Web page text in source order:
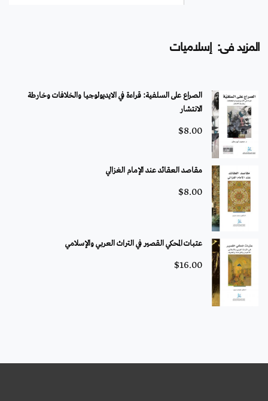
المزيد فى: إسلاميات
الصراع على السلفية: قراءة في الايديولوجيا والخلافات وخارطة
الانتشار
$8.00
مقاصد العقائد عند الإمام الغزالي
$8.00
عتبات المحكي القصير في التراث العربي والإسلامي
$16.00